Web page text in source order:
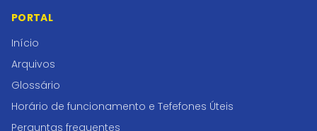
PORTAL
Início
Arquivos
Glossário
Horário de funcionamento e Tefefones Úteis
Perguntas frequentes